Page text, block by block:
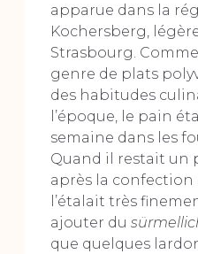
apparue dans la
Kochersberg,
Strasbourg.
genre de plats
des habitudes
l’époque, le pain
semaine dans les
Quand il restait un
après la confection
l’étalait très
ajouter du
que quelques